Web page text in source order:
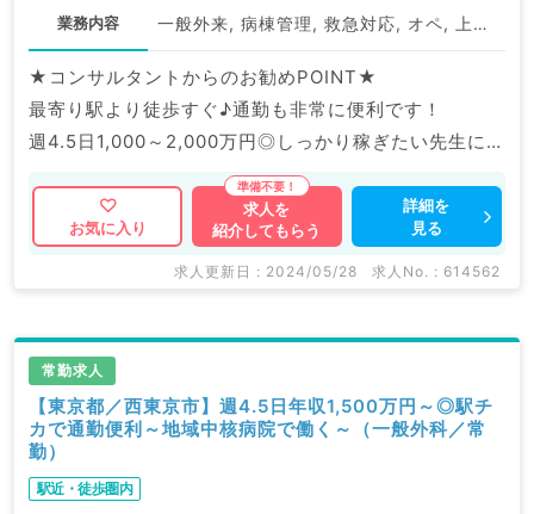
業務内容 一般外来, 病棟管理, 救急対応, オペ, 上部内視鏡検査（ＧＦ）, 下部内視鏡検査（ＣＦ）
★コンサルタントからのお勧めPOINT★
最寄り駅より徒歩すぐ♪通勤も非常に便利です！
週4.5日1,000～2,000万円◎しっかり稼ぎたい先生にも
マイナビDOCTORでは病院やクリニックなどの医療機
関求人はもちろんのこと、
ます。
求人内容の詳細等はお気軽にお問合せ下さい。
お気に入り
求人を
紹介してもらう
詳細を
見る
求人更新日 : 2024/05/28 求人No. : 614562
常勤求人
【東京都／西東京市】週4.5日年収1,500万円～◎駅チ
カで通勤便利～地域中核病院で働く～（一般外科／常
勤）
駅近・徒歩圏内